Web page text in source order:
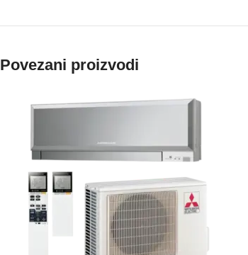
Povezani proizvodi